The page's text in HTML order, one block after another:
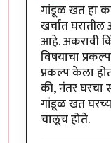
गांडूळ खत हा
खर्चात घरातील
आहे. अकरावी
विषयाचा
प्रकल्प केला
की, नंतर
गांडूळ खत
चालूच होते.